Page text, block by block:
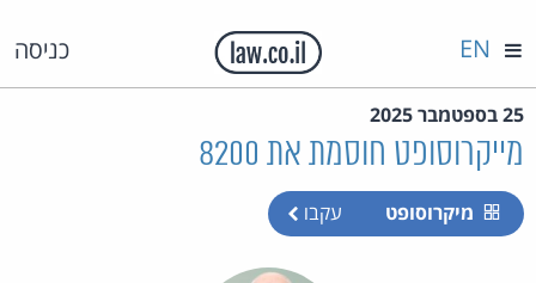
כניסה EN
25 בספטמבר 2025
מייקרוסופט חוסמת את 8200
מיקרוסופט עקבו